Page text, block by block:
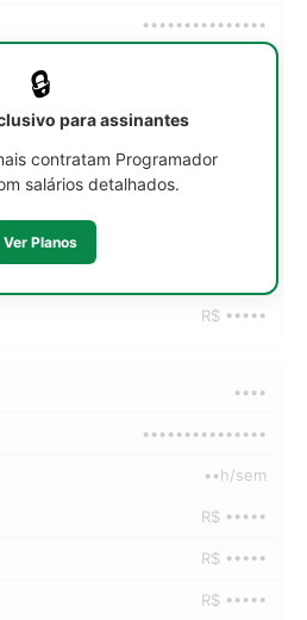
•••••••••••••••
R$ •••••
••••
•••••••••••••••
••h/sem
R$ •••••
R$ •••••
R$ •••••
🔒
para assinantes
contratam Programador
salários detalhados.
Ver Planos